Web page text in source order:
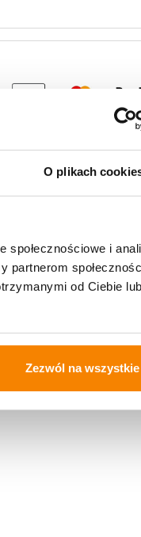
O plikach
i
partnerom
od Ciebie lub
Zezwól na wszystkie
KOŁO VIP